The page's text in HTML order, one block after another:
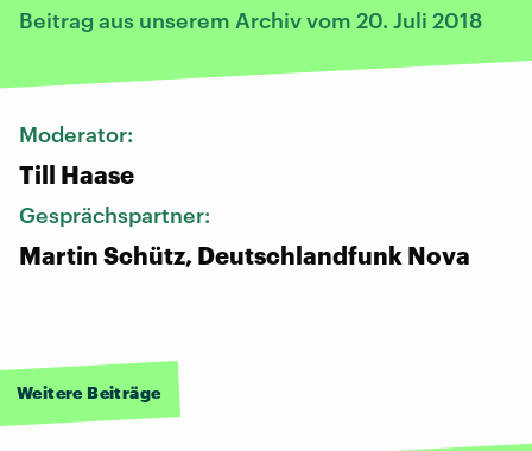
Beitrag aus unserem Archiv vom 20. Juli 2018
Moderator:
Till Haase
Gesprächspartner:
Martin Schütz, Deutschlandfunk Nova
Weitere Beiträge